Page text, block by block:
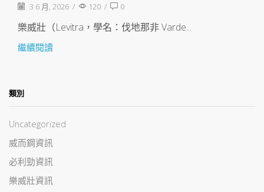
3 6 月, 2026 / 120 / 0
樂威壯（Levitra，學名：伐地那非 Varde...
繼續閱讀
類別
Uncategorized
威而鋼資訊
必利勁資訊
樂威壯資訊